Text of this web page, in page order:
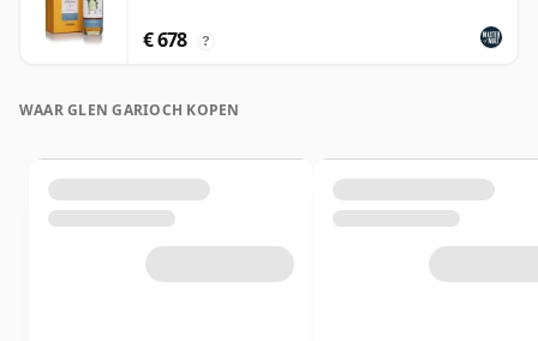
€ 678 ?
WAAR GLEN GARIOCH KOPEN